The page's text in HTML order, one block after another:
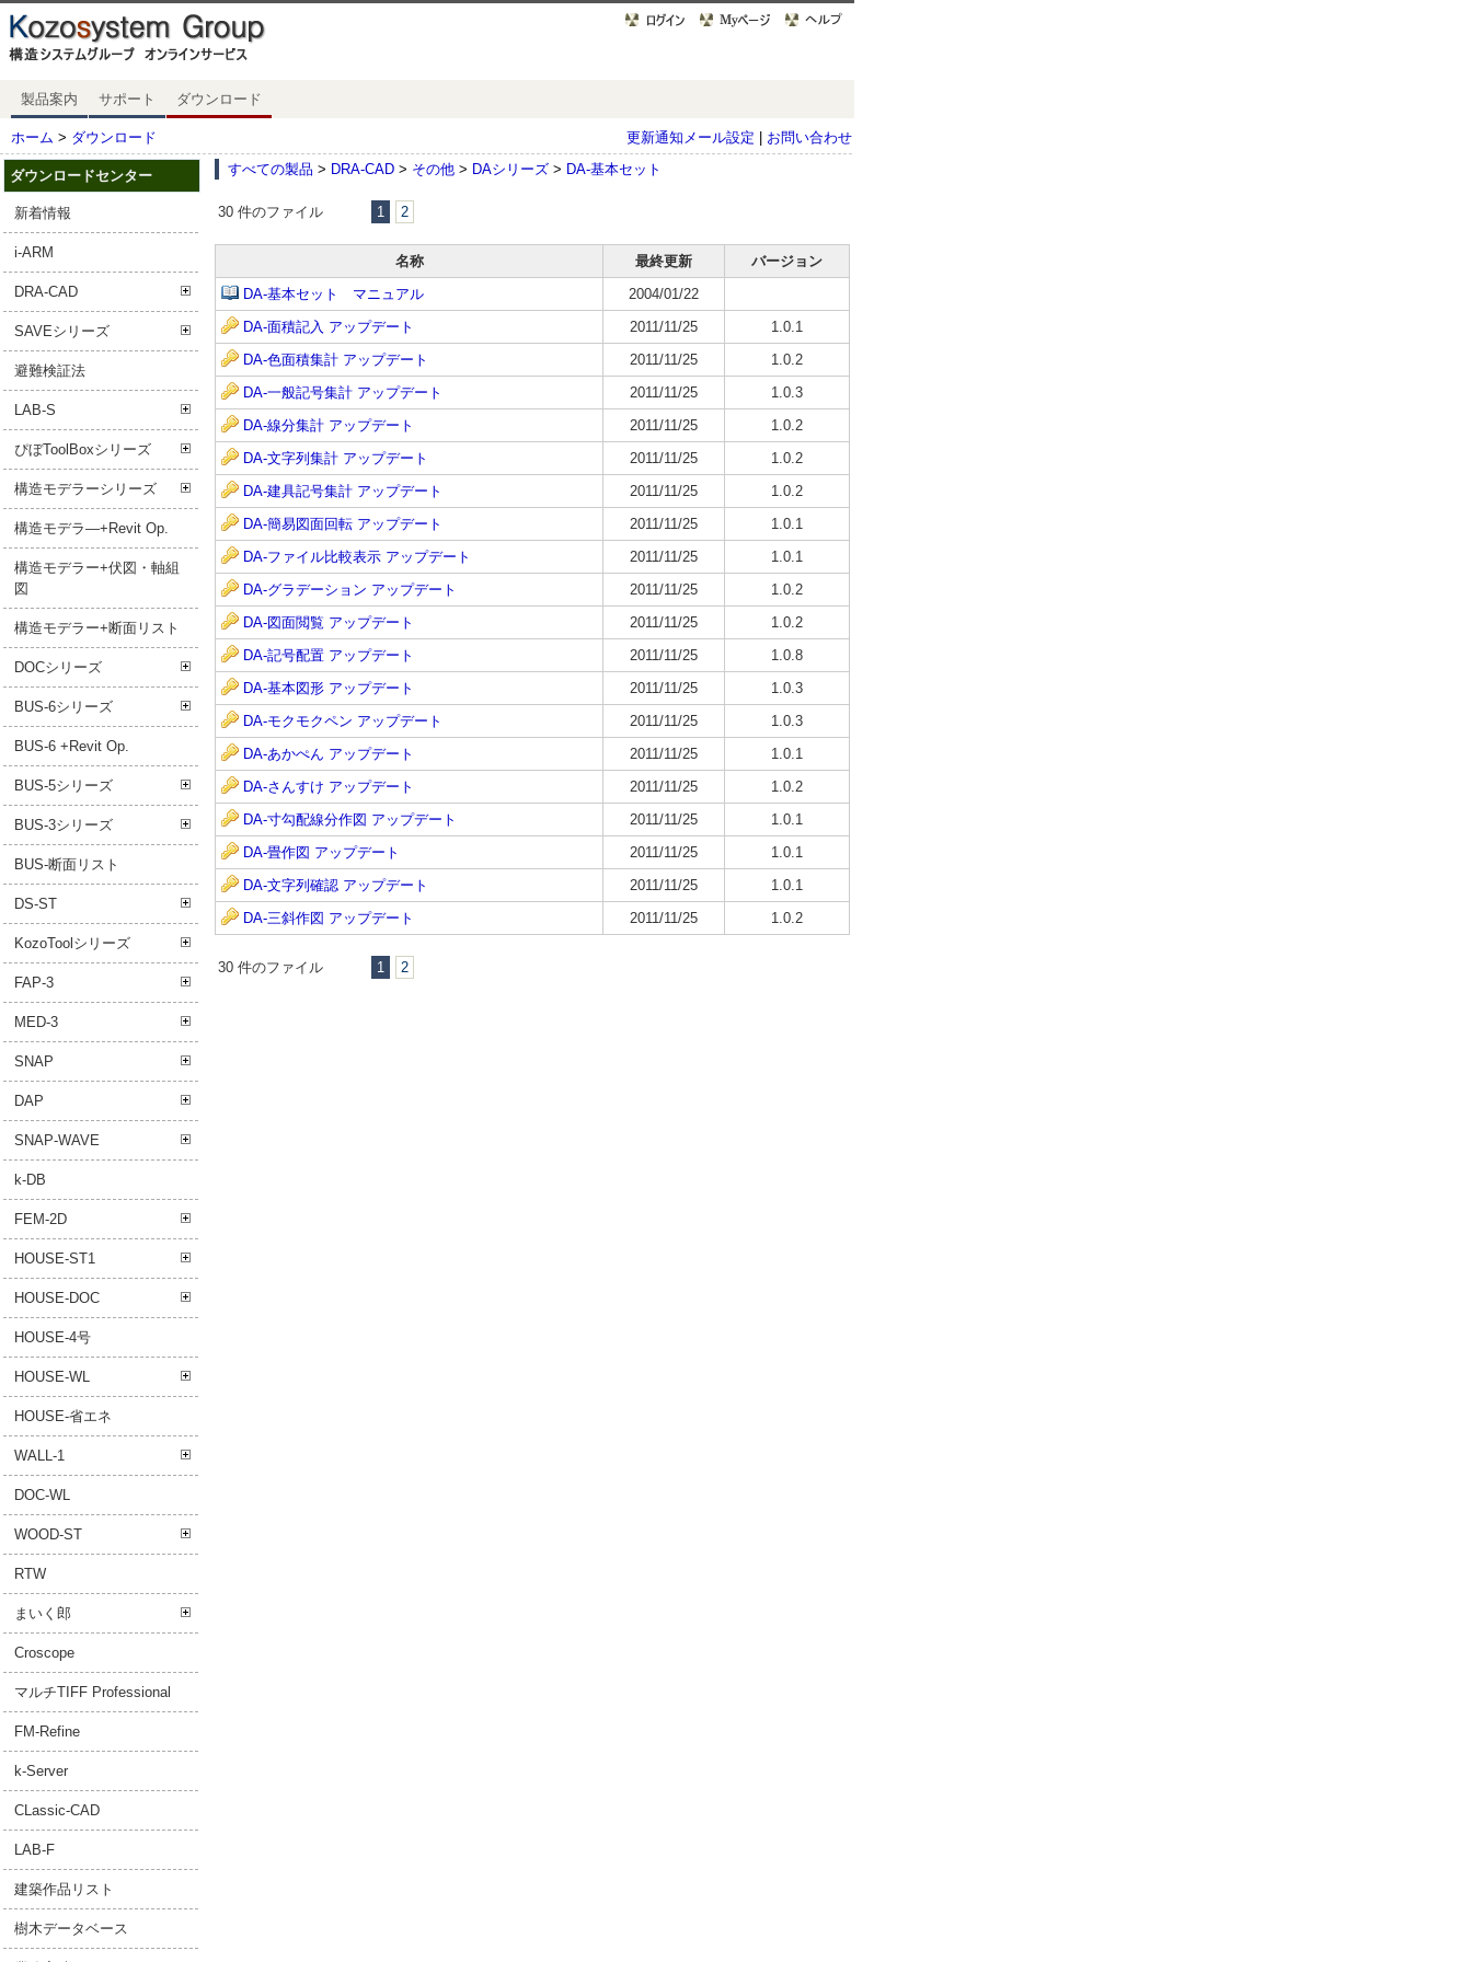
製品案内 サポート ダウンロード
ホーム > ダウンロード 更新通知メール設定 お問い合わせ
ダウンロードセンター
新着情報
i-ARM
DRA-CAD
SAVEシリーズ
避難検証法
LAB-S
ぴぼToolBoxシリーズ
構造モデラーシリーズ
構造モデラ―+Revit Op.
構造モデラー+伏図・軸組
図
構造モデラー+断面リスト
DOCシリーズ
BUS-6シリーズ
BUS-6 +Revit Op.
BUS-5シリーズ
BUS-3シリーズ
BUS-断面リスト
DS-ST
KozoToolシリーズ
FAP-3
MED-3
SNAP
DAP
SNAP-WAVE
k-DB
FEM-2D
HOUSE-ST1
HOUSE-DOC
HOUSE-4号
HOUSE-WL
HOUSE-省エネ
WALL-1
DOC-WL
WOOD-ST
RTW
まいく郎
Croscope
マルチTIFF Professional
FM-Refine
k-Server
CLassic-CAD
LAB-F
建築作品リスト
樹木データベース
すべての製品 > DRA-CAD > その他 > DAシリーズ > DA-基本セット
30 件のファイル 1 2
名称 最終更新
バージョン
DA-基本セット マニュアル
2004/01/22
DA-面積記入 アップデート
2011/11/25
1.0.1
DA-色面積集計 アップデート
2011/11/25
1.0.2
DA-一般記号集計 アップデート
2011/11/25
1.0.3
DA-線分集計 アップデート
2011/11/25
1.0.2
DA-文字列集計 アップデート
2011/11/25
1.0.2
DA-建具記号集計 アップデート
2011/11/25
1.0.2
DA-簡易図面回転 アップデート
2011/11/25
1.0.1
DA-ファイル比較表示 アップデート
2011/11/25
1.0.1
DA-グラデーション アップデート
2011/11/25
1.0.2
DA-図面閲覧 アップデート
2011/11/25
1.0.2
DA-記号配置 アップデート
2011/11/25
1.0.8
DA-基本図形 アップデート
2011/11/25
1.0.3
DA-モクモクペン アップデート
2011/11/25
1.0.3
DA-あかぺん アップデート
2011/11/25
1.0.1
DA-さんすけ アップデート
2011/11/25
1.0.2
DA-寸勾配線分作図 アップデート
2011/11/25
1.0.1
DA-畳作図 アップデート
2011/11/25
1.0.1
DA-文字列確認 アップデート
2011/11/25
1.0.1
DA-三斜作図 アップデート
2011/11/25 1.0.2
30 件のファイル 1 2